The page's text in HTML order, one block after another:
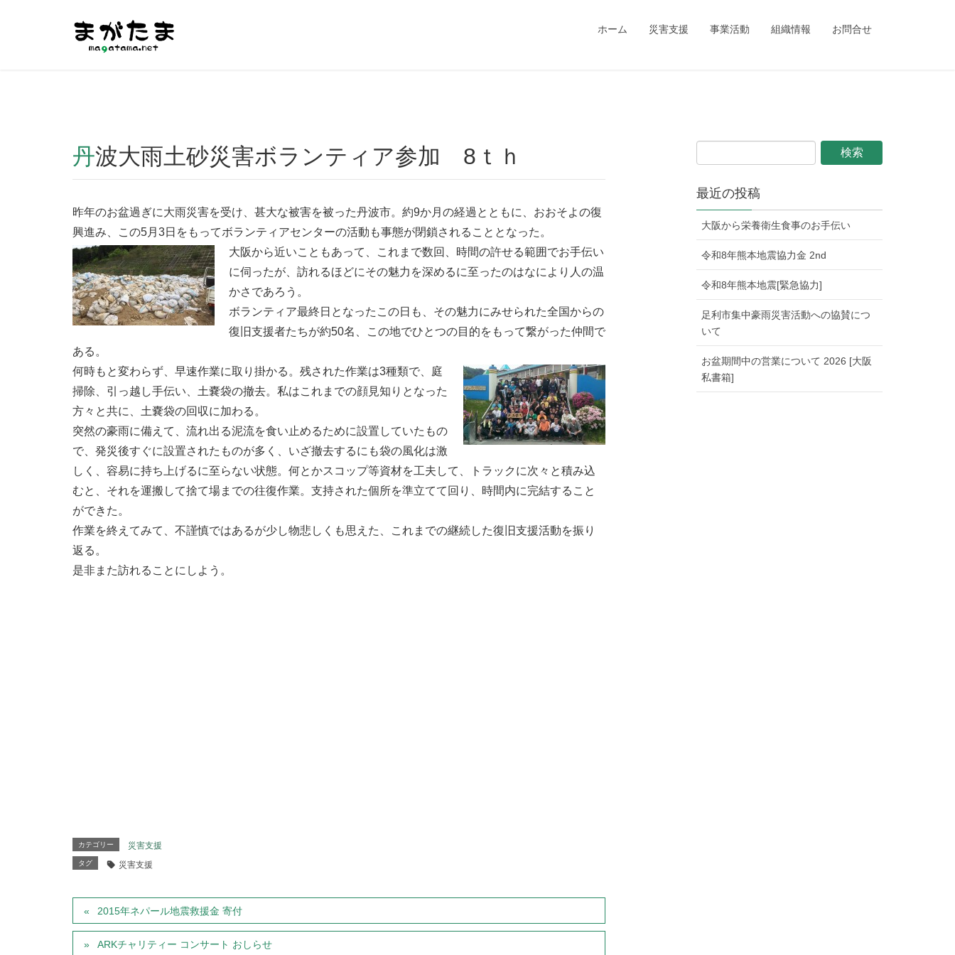
: Undefined array key "HTTP_REFERER" in /home/r2549115/public_html/magatama.net/wp-content/themes/lightning_child/single.php on line1
ホーム 災害支援 事業活動 組織情報 お問合せ
丹波大雨土砂災害ボランティア参加 8ｔｈ
昨年のお盆過ぎに大雨災害を受け、甚大な被害を被った丹波市。約9か月の経過とともに、おおそよの復
興進み、この5月3日をもってボランティアセンターの活動も事態が閉鎖されることとなった。
大阪から近いこともあって、これまで数回、時間の許せる範囲でお手伝い
に伺ったが、訪れるほどにその魅力を深めるに至ったのはなにより人の温
かさであろう。
ボランティア最終日となったこの日も、その魅力にみせられた全国からの
復旧支援者たちが約50名、この地でひとつの目的をもって繋がった仲間で
ある。
何時もと変わらず、早速作業に取り掛かる。残された作業は3種類で、庭
掃除、引っ越し手伝い、土嚢袋の撤去。私はこれまでの顔見知りとなった
方々と共に、土嚢袋の回収に加わる。
突然の豪雨に備えて、流れ出る泥流を食い止めるために設置していたもの
で、発災後すぐに設置されたものが多く、いざ撤去するにも袋の風化は激
しく、容易に持ち上げるに至らない状態。何とかスコップ等資材を工夫して、トラックに次々と積み込
むと、それを運搬して捨て場までの往復作業。支持された個所を準立てて回り、時間内に完結すること
ができた。
作業を終えてみて、不謹慎ではあるが少し物悲しくも思えた、これまでの継続した復旧支援活動を振り
返る。
是非また訪れることにしよう。
カテゴリー 災害支援
タグ 災害支援
2015年ネパール地震救援金 寄付
ARKチャリティー コンサート おしらせ
最近の投稿
大阪から栄養衛生食事のお手伝い
令和8年熊本地震協力金 2nd
令和8年熊本地震[緊急協力]
足利市集中豪雨災害活動への協賛につ
いて
お盆期間中の営業について 2026 [大阪
私書箱]